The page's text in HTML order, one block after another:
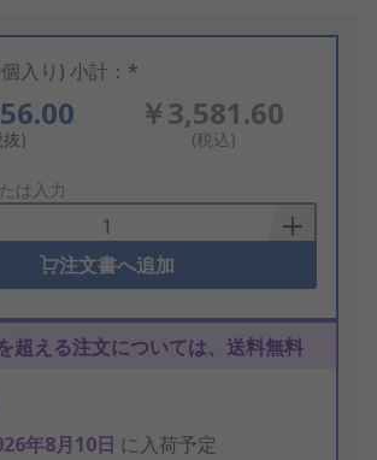
入り) 小計：*
抜)
￥3,581.60
(税込)
は入力
注文書へ追加
超える注文については、送料無料
年8月10日 に入荷予定